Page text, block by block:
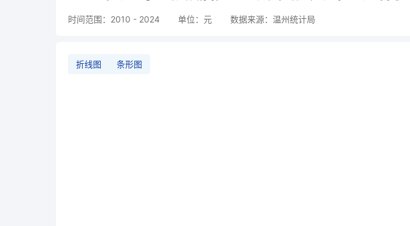
时间范围：2010 - 2024 单位：元 数据来源：温州统计局
折线图 条形图